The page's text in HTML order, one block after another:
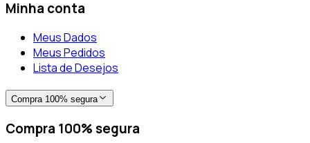
Minha conta
Meus Dados
Meus Pedidos
Lista de Desejos
Compra 100% segura
Compra 100% segura